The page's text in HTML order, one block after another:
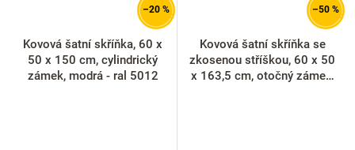
–20 %
Kovová šatní skříňka, 60 x
50 x 150 cm, cylindrický
zámek, modrá - ral 5012
–50 %
Kovová šatní skříňka se
zkosenou stříškou, 60 x 50
x 163,5 cm, otočný zámek,